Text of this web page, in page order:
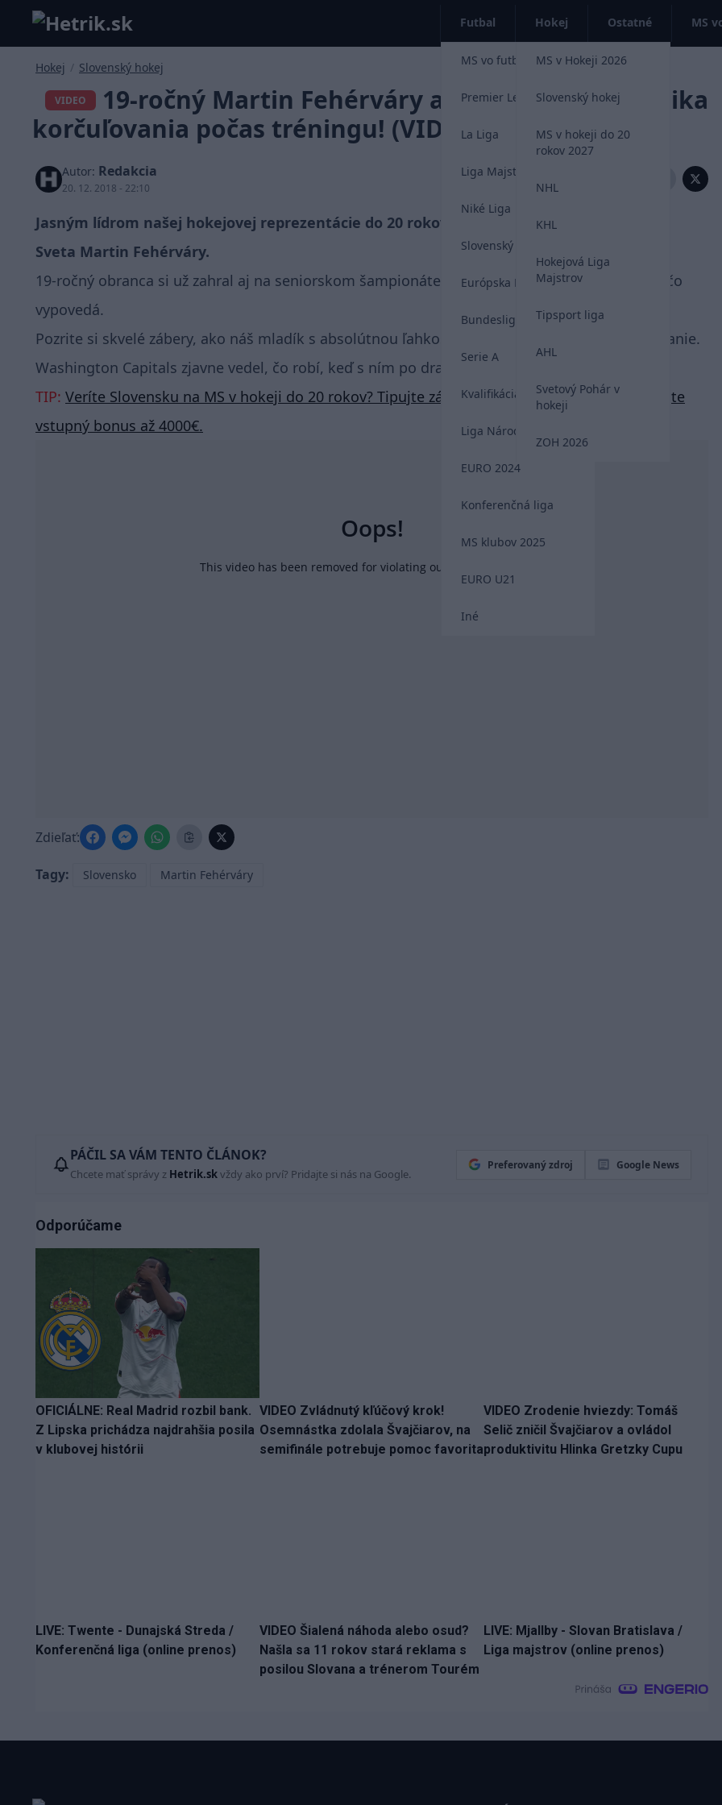
Futbal
MS vo futbale 2026
Premier League
La Liga
Liga Majstrov
Niké Liga
Slovenský futbal
Európska Liga
Bundesliga
Serie A
Kvalifikácia MS 2026
Liga Národov
EURO 2024
Konferenčná liga
MS klubov 2025
EURO U21
Iné
Hokej
MS v Hokeji 2026
Slovenský hokej
MS v hokeji do 20
rokov 2027
NHL
KHL
Hokejová Liga
Majstrov
Tipsport liga
AHL
Svetový Pohár v
hokeji
ZOH 2026
Ostatné MS
Hokej / Slovenský hokej
VIDEO
19-ročný Martin Fehérváry a jeho úžasná technika
korčuľovania počas tréningu! (VIDEO)
Autor: Redakcia
20. 12. 2018 - 22:10
Zdieľať:
Jasným lídrom našej hokejovej reprezentácie do 20 rokov bude na Majstrovstvách
Sveta Martin Fehérváry.
19-ročný obranca si už zahral aj na seniorskom šampionáte a to už o jeho schopnostiach niečo
vypovedá.
Pozrite si skvelé zábery, ako náš mladík s absolútnou ľahkosťou trénuje vo Švédsku korčuľovanie.
Washington Capitals zjavne vedel, čo robí, keď s ním po drafte ihneď podpísal kontrakt.
TIP: Veríte Slovensku na MS v hokeji do 20 rokov? Tipujte zápasy so skvelými kurzami a získajte
vstupný bonus až 4000€.
Zdieľať:
Tagy: Slovensko Martin Fehérváry
PÁČIL SA VÁM TENTO ČLÁNOK?
Chcete mať správy z Hetrik.skvždy ako prví? Pridajte si nás na Google.
Preferovaný zdroj Google News
Odporúčame
OFICIÁLNE: Real Madrid rozbil bank.
Z Lipska prichádza najdrahšia posila
v klubovej histórii
VIDEO Zvládnutý kľúčový krok!
Osemnástka zdolala Švajčiarov, na
semifinále potrebuje pomoc favorita
VIDEO Zrodenie hviezdy: Tomáš
Selič zničil Švajčiarov a ovládol
produktivitu Hlinka Gretzky Cupu
LIVE: Twente - Dunajská Streda /
Konferenčná liga (online prenos)
VIDEO Šialená náhoda alebo osud?
Našla sa 11 rokov stará reklama s
posilou Slovana a trénerom Tourém
LIVE: Mjallby - Slovan Bratislava /
Liga majstrov (online prenos)